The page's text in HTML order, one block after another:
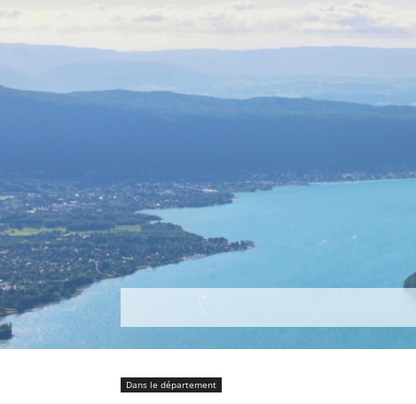
Dans le département